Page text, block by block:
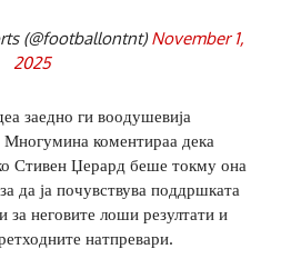
(@footballontnt)November 1,
2025
заедно ги воодушевија
Многумина коментираа дека
Стивен Џерард беше токму она
да ја почувствува поддршката
неговите лоши резултати и
натпревари.